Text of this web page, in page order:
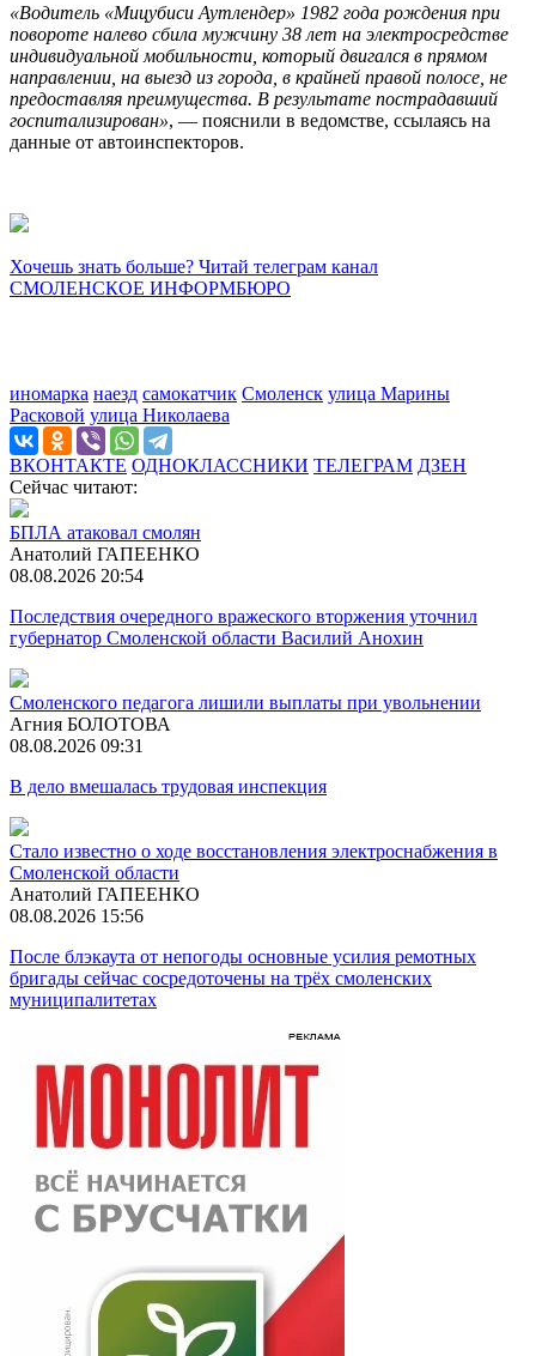
«Водитель «Мицубиси Аутлендер» 1982 года рождения при
повороте налево сбила мужчину 38 лет на электросредстве
индивидуальной мобильности, который двигался в прямом
направлении, на выезд из города, в крайней правой полосе, не
предоставляя преимущества. В результате пострадавший
госпитализирован», — пояснили в ведомстве, ссылаясь на
данные от автоинспекторов.
Хочешь знать больше? Читай телеграм канал
СМОЛЕНСКОЕ ИНФОРМБЮРО
иномарка наезд самокатчик Смоленск улица Марины
Расковой улица Николаева
ВКОНТАКТЕ ОДНОКЛАССНИКИ ТЕЛЕГРАМ ДЗЕН
Сейчас читают:
БПЛА атаковал смолян
Анатолий ГАПЕЕНКО
08.08.2026 20:54
Последствия очередного вражеского вторжения уточнил
губернатор Смоленской области Василий Анохин
Смоленского педагога лишили выплаты при увольнении
Агния БОЛОТОВА
08.08.2026 09:31
В дело вмешалась трудовая инспекция
Стало известно о ходе восстановления электроснабжения в
Смоленской области
Анатолий ГАПЕЕНКО
08.08.2026 15:56
После блэкаута от непогоды основные усилия ремотных
бригады сейчас сосредоточены на трёх смоленских
муниципалитетах